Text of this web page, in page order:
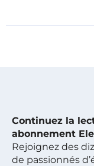
Continuez la
abonnement
Rejoignez des
de passionnés